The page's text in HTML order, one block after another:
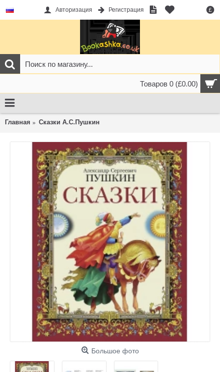
£
Авторизация Регистрация
Товаров 0 (£0.00)
Главная Сказки А.С.Пушкин
Большое фото